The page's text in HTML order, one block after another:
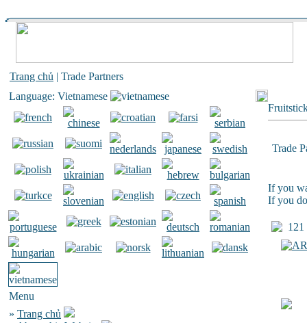
Trang chủ | Trade Partners
Language: Vietnamese
Menu
» Trang chủ
Trade
If you
If you
121